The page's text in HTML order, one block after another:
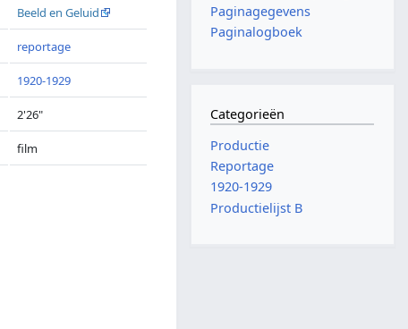
Beeld en Geluid
reportage
1920-1929
2'26"
film
Paginagegevens
Paginalogboek
Categorieën
Productie
Reportage
1920-1929
Productielijst B